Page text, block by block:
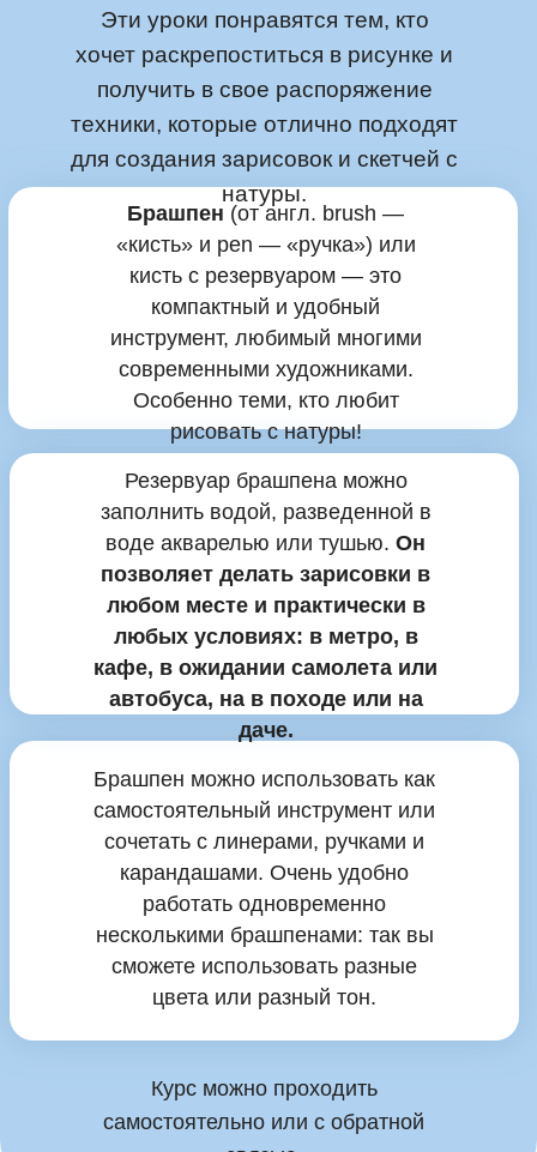
Большой
Резервуар брашпена можно
заполнить водой, разведенной в
воде акварелью или тушью. Он
позволяет делать зарисовки в
любом месте и практически в
любых условиях: в метро, в
кафе, в ожидании самолета или
автобуса, на в походе или на
даче.
Эти уроки понравятся тем, кто
хочет раскрепоститься в рисунке и
получить в свое распоряжение
техники, которые отлично подходят
для создания зарисовок и скетчей с
натуры.
Брашпен (от англ. brush —
«кисть» и pen — «ручка») или
кисть с резервуаром — это
компактный и удобный
инструмент, любимый многими
современными художниками.
Особенно теми, кто любит
рисовать с натуры!
Брашпен можно использовать как
самостоятельный инструмент или
сочетать с линерами, ручками и
карандашами. Очень удобно
работать одновременно
несколькими брашпенами: так вы
сможете использовать разные
цвета или разный тон.
Курс можно проходить
самостоятельно или с обратной